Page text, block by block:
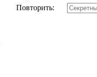
Повторить: